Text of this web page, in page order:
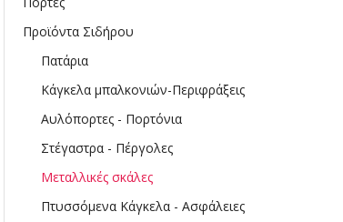
Προϊόντα Σιδήρου
Πατάρια
Κάγκελα μπαλκονιών-Περιφράξεις
Αυλόπορτες - Πορτόνια
Στέγαστρα - Πέργολες
Μεταλλικές σκάλες
Πτυσσόμενα Κάγκελα - Ασφάλειες